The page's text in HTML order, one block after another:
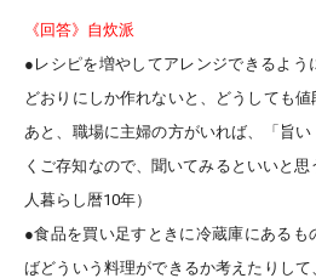
《回答》自炊派
● レシピを増やしてアレンジできるよう
どおりにしか作れないと、どうしても値
あと、職場に主婦の方がいれば、「旨
くご存知なので、聞いてみるといいと
人暮らし暦10年）
●食品を買い足すときに冷蔵庫にある
ばどういう料理ができるか考えたりして